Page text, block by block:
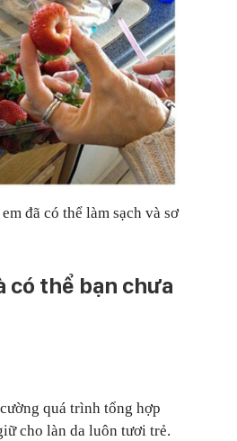
đã có thể làm sạch và sơ
có thể bạn chưa
quá trình tổng hợp
cho làn da luôn tươi trẻ.